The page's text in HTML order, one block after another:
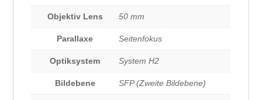
Objektiv Lens 50 mm
Parallaxe Seitenfokus
Optiksystem System H2
Bildebene SFP (Zweite Bildebene)